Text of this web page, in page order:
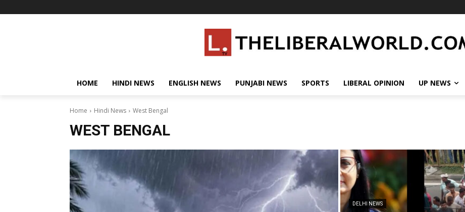
HOME HINDI NEWS ENGLISH NEWS PUNJABI NEWS SPORTS LIBERAL OPINION UP NEWS
Home Hindi News West Bengal
WEST BENGAL
DELHI NEWS